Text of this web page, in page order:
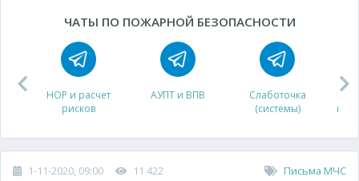
ЧАТЫ ПО ПОЖАРНОЙ БЕЗОПАСНОСТИ
НОР и расчет
рисков
АУПТ и ВПВ
Слаботочка
(системы)
1-11-2020, 09:00 11 422 Письма МЧС